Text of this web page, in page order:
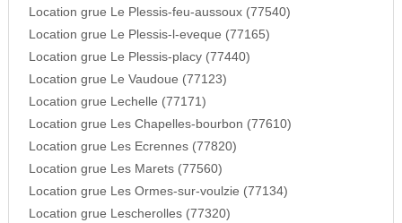
Location grue Le Plessis-feu-aussoux (77540)
Location grue Le Plessis-l-eveque (77165)
Location grue Le Plessis-placy (77440)
Location grue Le Vaudoue (77123)
Location grue Lechelle (77171)
Location grue Les Chapelles-bourbon (77610)
Location grue Les Ecrennes (77820)
Location grue Les Marets (77560)
Location grue Les Ormes-sur-voulzie (77134)
Location grue Lescherolles (77320)